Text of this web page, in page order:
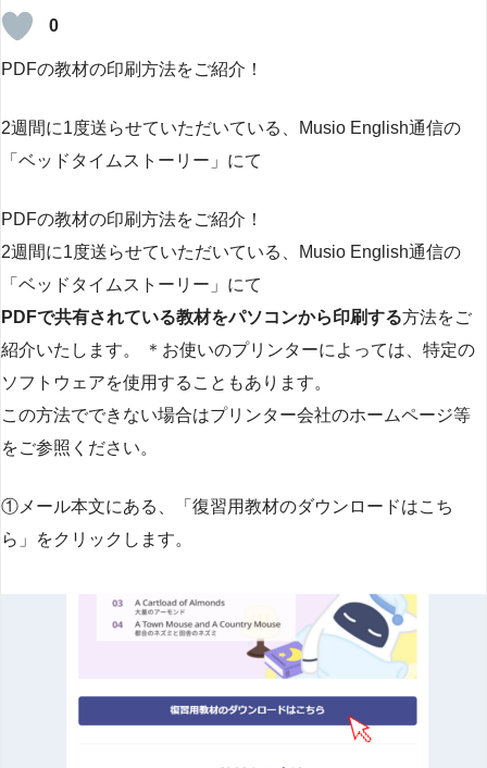
0
PDFの教材の印刷方法をご紹介！
2週間に1度送らせていただいている、Musio English通信の
「ベッドタイムストーリー」にて
PDFの教材の印刷方法をご紹介！
2週間に1度送らせていただいている、Musio English通信の
「ベッドタイムストーリー」にて
PDFで共有されている教材をパソコンから印刷する方法をご
紹介いたします。 ＊お使いのプリンターによっては、特定の
ソフトウェアを使用することもあります。
この方法でできない場合はプリンター会社のホームページ等
をご参照ください。
①メール本文にある、「復習用教材のダウンロードはこち
ら」をクリックします。